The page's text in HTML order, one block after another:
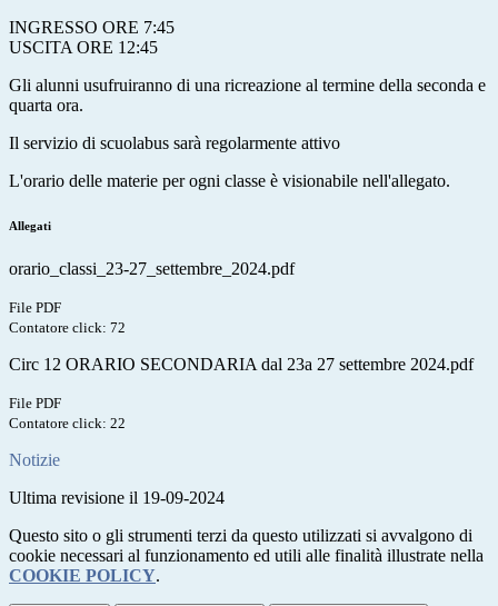
INGRESSO ORE 7:45
USCITA ORE 12:45
Gli alunni usufruiranno di una ricreazione al termine della seconda e
quarta ora.
Il servizio di scuolabus sarà regolarmente attivo
L'orario delle materie per ogni classe è visionabile nell'allegato.
Allegati
orario_classi_23-27_settembre_2024.pdf
File PDF
Contatore click: 72
Circ 12 ORARIO SECONDARIA dal 23a 27 settembre 2024.pdf
File PDF
Contatore click: 22
Notizie
Ultima revisione il 19-09-2024
Questo sito o gli strumenti terzi da questo utilizzati si avvalgono di
cookie necessari al funzionamento ed utili alle finalità illustrate nella
COOKIE POLICY.